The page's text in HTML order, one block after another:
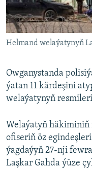
Helmand welaýatynyň
Owganystanda
ýatan 11 kärdeşini
welaýatynyň
Welaýatyň
ofiseriň öz
ýagdaýyň 27-nji
Laşkar Gahda ýüze